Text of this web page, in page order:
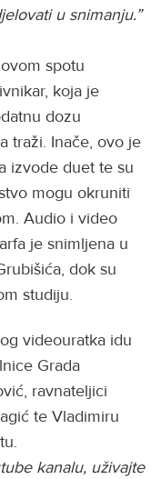
u snimanju.”
spotu
koja je
dozu
traži. Inače, ovo je
izvode duet te su
mogu okruniti
Audio i video
je snimljena u
dok su
studiju.
videouratka idu
Grada
ravnateljici
te Vladimiru
kanalu, uživajte